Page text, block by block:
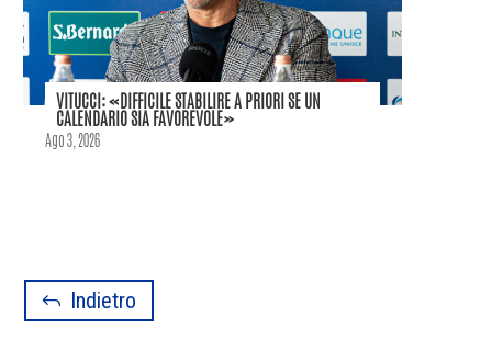
VITUCCI: «DIFFICILE STABILIRE A PRIORI SE UN
CALENDARIO SIA FAVOREVOLE»
Ago 3, 2026
Indietro